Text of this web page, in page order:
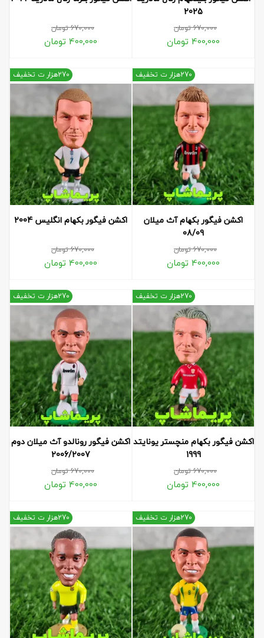
2025
670,000تومان
400,000 تومان
670,000تومان
400,000 تومان
اکشن فیگور بکهام آث میلان
08/09
670,000تومان
400,000 تومان
270هزار ت تخفیف
اکشن فیگور بکهام انگلیس 2004
670,000تومان
400,000 تومان
270هزار ت تخفیف
اکشن فیگور بکهام منچستر یونایتد
1999
670,000تومان
400,000 تومان
270هزار ت تخفیف
اکشن فیگور رونالدو آث میلان دوم
2006/2007
670,000تومان
400,000 تومان
270هزار ت تخفیف
270هزار ت تخفیف 270هزار ت تخفیف